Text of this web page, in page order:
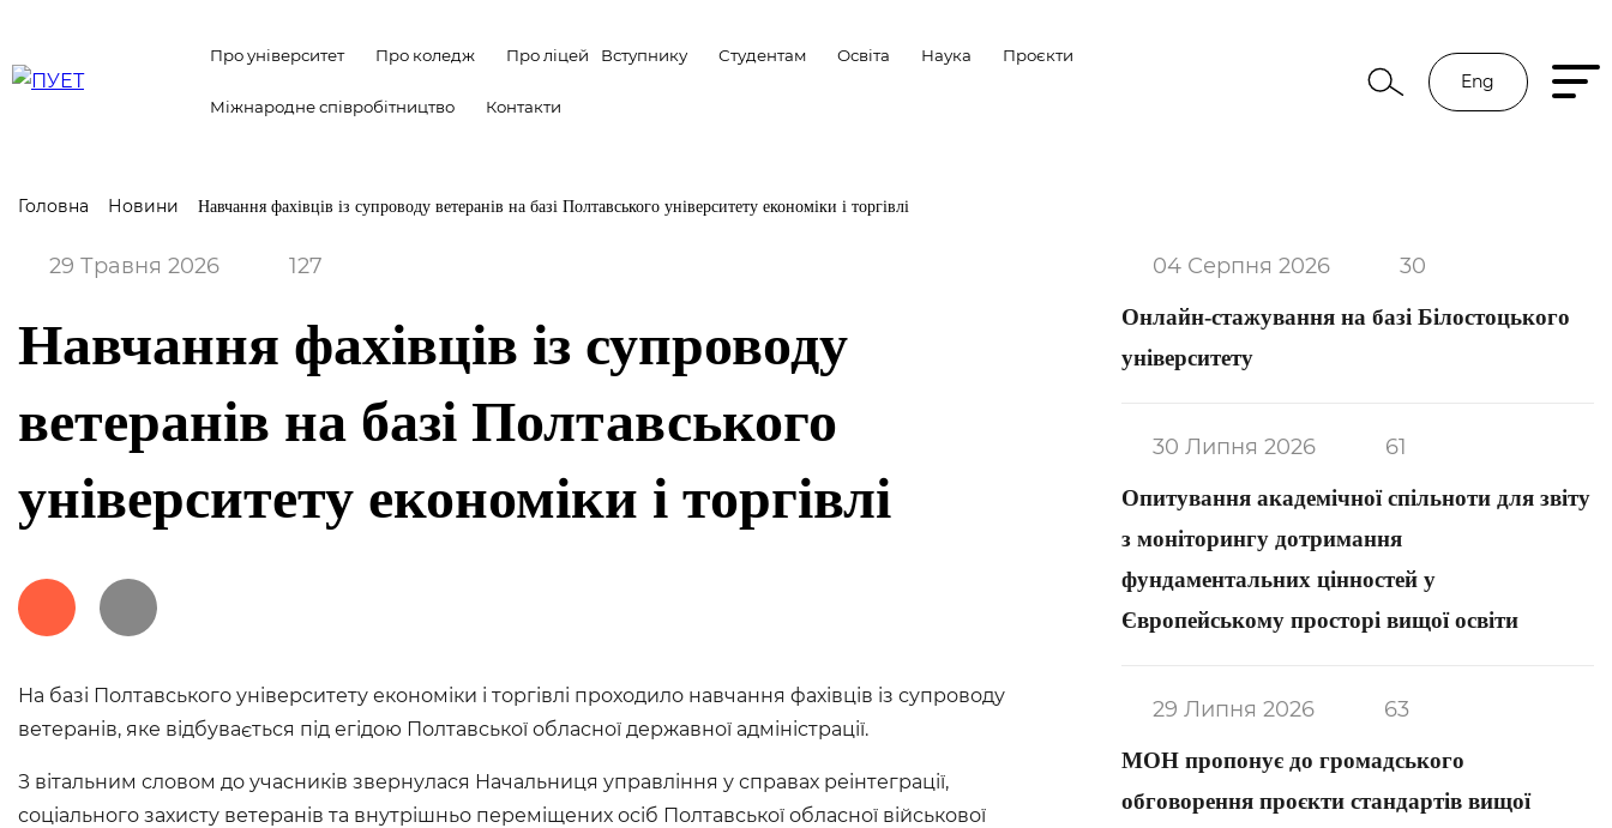
Про університет Про коледж Про ліцей Вступнику Студентам Освіта Наука Проєкти
Міжнародне співробітництво Контакти
Eng
Головна Новини Навчання фахівців із супроводу ветеранів на базі Полтавського університету економіки і торгівлі
29 Травня 2026 127
Навчання фахівців із супроводу
ветеранів на базі Полтавського
університету економіки і торгівлі
На базі Полтавського університету економіки і торгівлі проходило навчання фахівців із супроводу
ветеранів, яке відбувається під егідою Полтавської обласної державної адміністрації.
З вітальним словом до учасників звернулася Начальниця управління у справах реінтеграції,
соціального захисту ветеранів та внутрішньо переміщених осіб Полтавської обласної військової
04 Серпня 2026 30
Онлайн-стажування на базі Білостоцького
університету
30 Липня 2026 61
Опитування академічної спільноти для звіту
з моніторингу дотримання
фундаментальних цінностей у
Європейському просторі вищої освіти
29 Липня 2026 63
МОН пропонує до громадського
обговорення проєкти стандартів вищої